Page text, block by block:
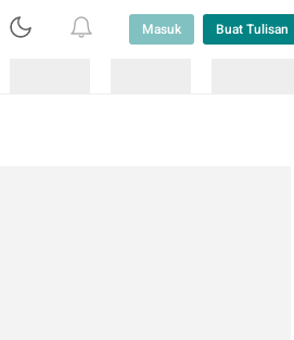
Masuk Buat Tulisan